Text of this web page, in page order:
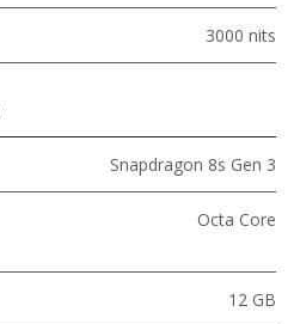
3000 nits
Snapdragon 8s Gen 3
Octa Core
12 GB